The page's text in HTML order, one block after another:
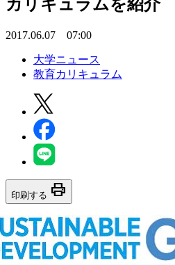
カリキュラムを紹介
2017.06.07 07:00
大学ニュース
教育カリキュラム
印刷する print